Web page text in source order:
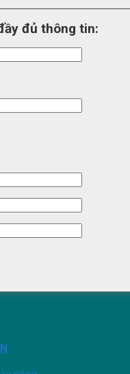
đủ thông tin: